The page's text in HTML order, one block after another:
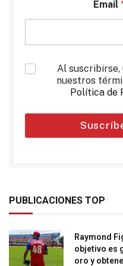
Email
*
Al
nuestros
Política de
PUBLICACIONES TOP
Raymond
objetivo es
oro y